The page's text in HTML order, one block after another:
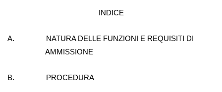
INDICE
A. NATURA DELLE FUNZIONI E REQUISITI DI
AMMISSIONE
B. PROCEDURA